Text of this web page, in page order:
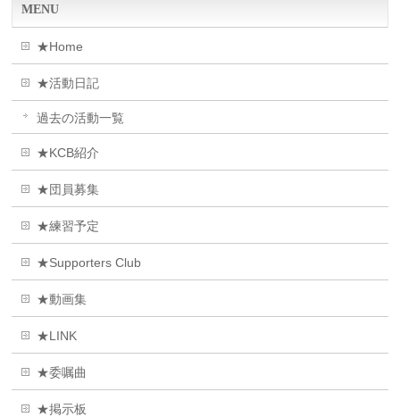
MENU
★Home
★活動日記
過去の活動一覧
★KCB紹介
★団員募集
★練習予定
★Supporters Club
★動画集
★LINK
★委嘱曲
★掲示板